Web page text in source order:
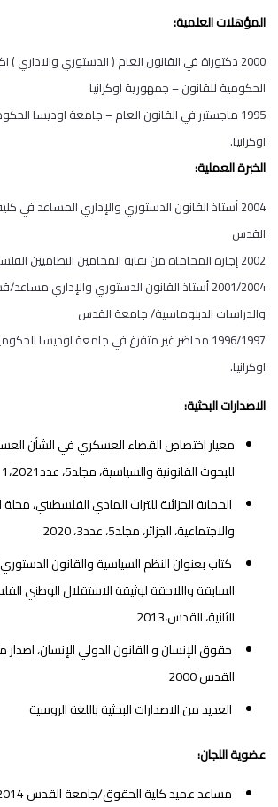
المؤهلات العلمية:
2000 دكتوراة في القانون العام ( الدستوري والاداري )
الحكومية للقانون – جمهورية اوكرانيا
1995 ماجستير في القانون العام – جامعة اوديسا
اوكرانيا.
الخبرة العملية:
2004 أستاذ القانون الدستوري والإداري المساعد
القدس
2002 إجازة المحاماة من نقابة المحامين النظاميين الفلسطينيين.
2001/2004 أستاذ القانون الدستوري والإداري
والدراسات الدبلوماسية/ جامعة القدس
1996/1997 محاضر غير متفرغ في جامعة اوديسا
اوكرانيا.
الاصدارات البحثية:
معيار اختصاصِ القضاء العسكري في الشأن
للبحوث القانونية والسياسية، مجلد5، عدد1،2021
الحماية الجزائية للتراث المادي الفلسطيني، مجلة
والاجتماعية، الجزائر، مجلد5، عدد3، 2020
كتاب بعنوان النظم السياسية والقانون
السابقة واللاحقة لوثيقة الاستقلال الوطني
الثانية، القدس،2013
حقوق الإنسان و القانون الدولي الإنسان،
القدس 2000
العديد من الاصدارات البحثية باللغة الروسية
عضوية اللجان: